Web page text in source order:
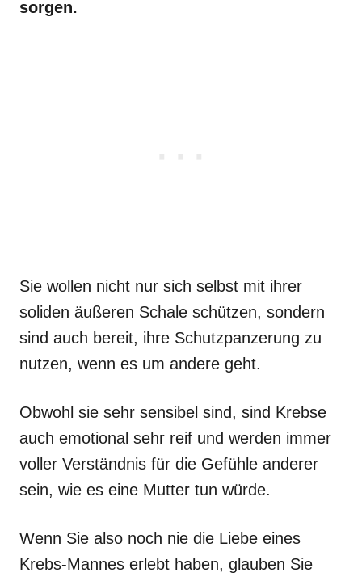
sorgen.
Sie wollen nicht nur sich selbst mit ihrer
soliden äußeren Schale schützen, sondern
sind auch bereit, ihre Schutzpanzerung zu
nutzen, wenn es um andere geht.
Obwohl sie sehr sensibel sind, sind Krebse
auch emotional sehr reif und werden immer
voller Verständnis für die Gefühle anderer
sein, wie es eine Mutter tun würde.
Wenn Sie also noch nie die Liebe eines
Krebs-Mannes erlebt haben, glauben Sie